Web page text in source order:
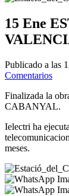
15 Ene
Publicado a las
Comentarios
Finalizada la
CABANYAL.
Ielectri ha
meses.